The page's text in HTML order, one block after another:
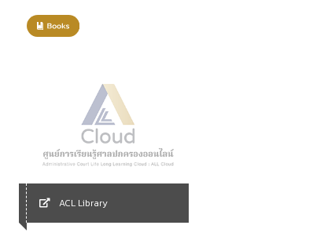
ACL Library